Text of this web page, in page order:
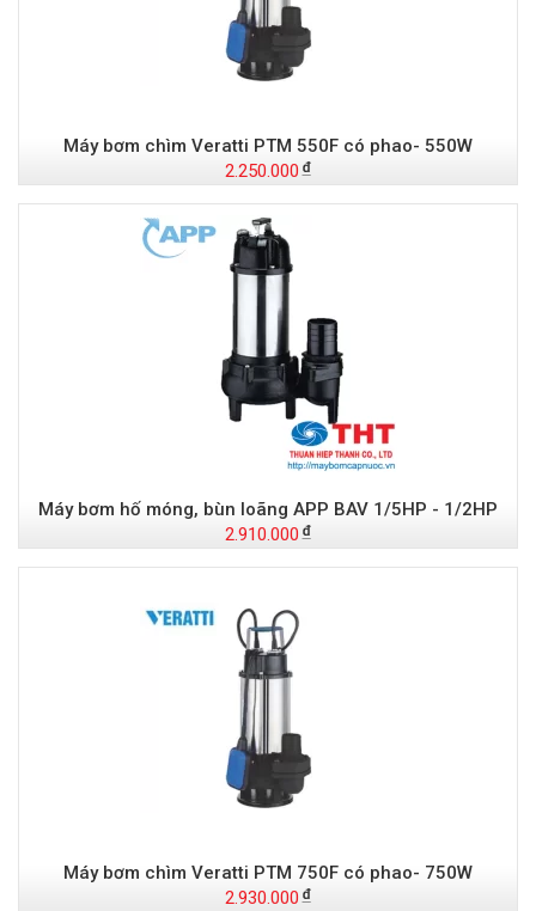
Máy bơm chìm Veratti PTM 550F có phao- 550W
2.250.000
Máy bơm hố móng, bùn loãng APP BAV 1/5HP - 1/2HP
2.910.000
Máy bơm chìm Veratti PTM 750F có phao- 750W
2.930.000